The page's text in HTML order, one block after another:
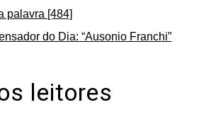
palavra [484]
do Dia: “Ausonio Franchi”
leitores